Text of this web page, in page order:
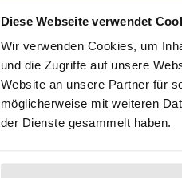
Diese Webseite verwendet
Wir verwenden Cookies, um
und die Zugriffe auf unsere
Website an unsere Partner für
möglicherweise mit weiteren
der Dienste gesammelt haben.